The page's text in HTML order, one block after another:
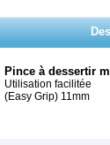
Pince à dessertir
Utilisation facilitée
(Easy Grip) 11mm